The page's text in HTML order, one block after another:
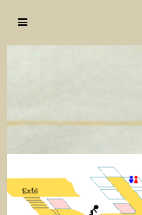
ン
ツ
へ